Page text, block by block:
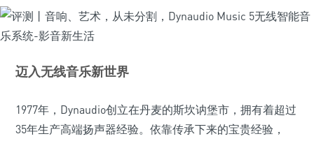
迈入无线音乐新世界
1977年，Dynaudio创立在丹麦的斯坎讷堡市，拥有着超过
35年生产高端扬声器经验。依靠传承下来的宝贵经验，